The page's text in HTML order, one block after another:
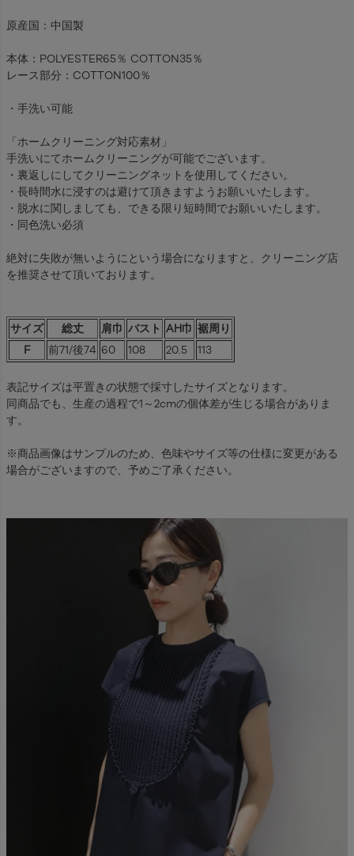
原産国：中国製
本体：POLYESTER65％ COTTON35％
レース部分：COTTON100％
・手洗い可能
「ホームクリーニング対応素材」
手洗いにてホームクリーニングが可能でございます。
・裏返しにしてクリーニングネットを使用してください。
・長時間水に浸すのは避けて頂きますようお願いいたします。
・脱水に関しましても、できる限り短時間でお願いいたします。
・同色洗い必須
絶対に失敗が無いようにという場合になりますと、クリーニング店
を推奨させて頂いております。
サイズ 総丈 肩巾 バスト AH巾 裾周り
F
前71/後74 60 108 20.5 113
表記サイズは平置きの状態で採寸したサイズとなります。
同商品でも、生産の過程で1～2cmの個体差が生じる場合がありま
す。
※商品画像はサンプルのため、色味やサイズ等の仕様に変更がある
場合がございますので、予めご了承ください。